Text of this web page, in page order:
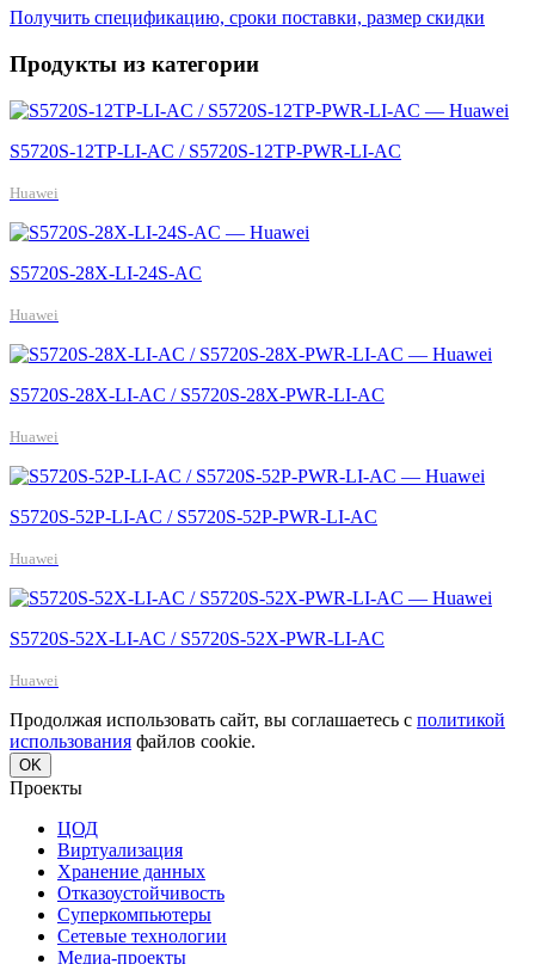
Получить спецификацию, сроки поставки, размер скидки
Продукты из категории
S5720S-12TP-LI-AC / S5720S-12TP-PWR-LI-AC
Huawei
S5720S-28X-LI-24S-AC
Huawei
S5720S-28X-LI-AC / S5720S-28X-PWR-LI-AC
Huawei
S5720S-52P-LI-AC / S5720S-52P-PWR-LI-AC
Huawei
S5720S-52X-LI-AC / S5720S-52X-PWR-LI-AC
Huawei
Продолжая использовать сайт, вы соглашаетесь с политикой
использования файлов cookie.
OK
Проекты
ЦОД
Виртуализация
Хранение данных
Отказоустойчивость
Суперкомпьютеры
Сетевые технологии
Медиа-проекты